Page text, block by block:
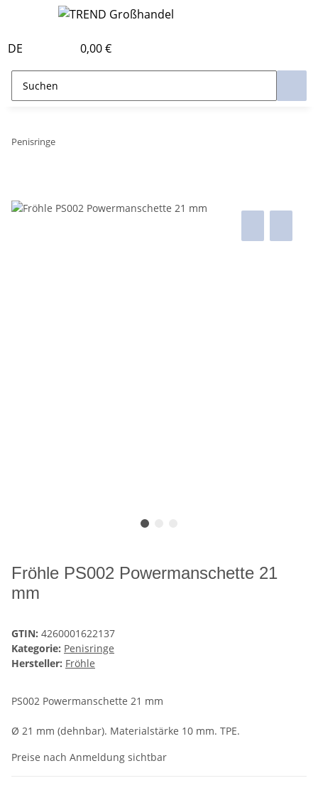
DE 0,00 €
Penisringe
Fröhle PS002 Powermanschette 21
mm
GTIN: 4260001622137
Kategorie: Penisringe
Hersteller: Fröhle
PS002 Powermanschette 21 mm
Ø 21 mm (dehnbar). Materialstärke 10 mm. TPE.
Preise nach Anmeldung sichtbar